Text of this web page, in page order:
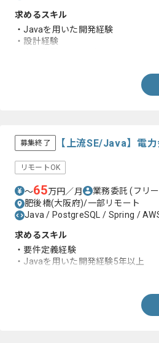
求めるスキル
・Javaを用いた開発経験
・設計経験
募集終了 【上流SE/Java】電
リモートOK
〜65万円／月 業務委託(フリ
肥後橋(大阪府)/一部リモート
Java / PostgreSQL / Spring /
求めるスキル
・要件定義経験
・Javaを用いた開発経験5年以上